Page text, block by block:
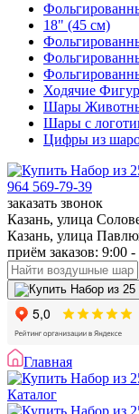
18" (45 см)
Ходячие
Шары
Шары с
Цифры из
964 569-79-39
заказать звонок
Казань, улица
Казань, улица
приём заказов: 9:00
Главная
Каталог